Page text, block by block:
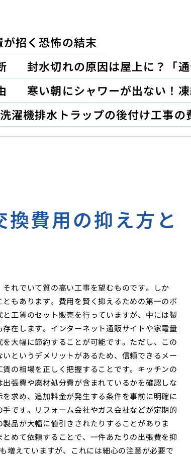
招く恐怖の結末
封水切れの原因は屋上に？「
寒い朝にシャワーが出ない！
洗濯機排水トラップの後付け工事の
費用の抑え方と
れでいて質の高い工事を望むものです。しか
もあります。費用を賢く抑えるための第一のポ
工賃のセット販売を行っていますが、中には製
在します。インターネット通販サイトや家電量
大幅に節約することが可能です。ただし、この
というデメリットがあるため、信頼できるメー
の相場を正しく把握することです。キッチンの
張費や廃材処分費が含まれているかを確認しな
求め、追加料金が発生する条件を事前に明確に
です。リフォーム会社やガス会社などが定期的
品が大幅に値引きされたりすることがありま
めて依頼することで、一件あたりの出張費を抑
増えていますが、これには細心の注意が必要で